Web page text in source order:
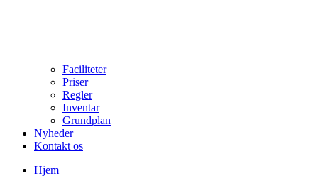
Faciliteter
Priser
Regler
Inventar
Grundplan
Nyheder
Kontakt os
Hjem